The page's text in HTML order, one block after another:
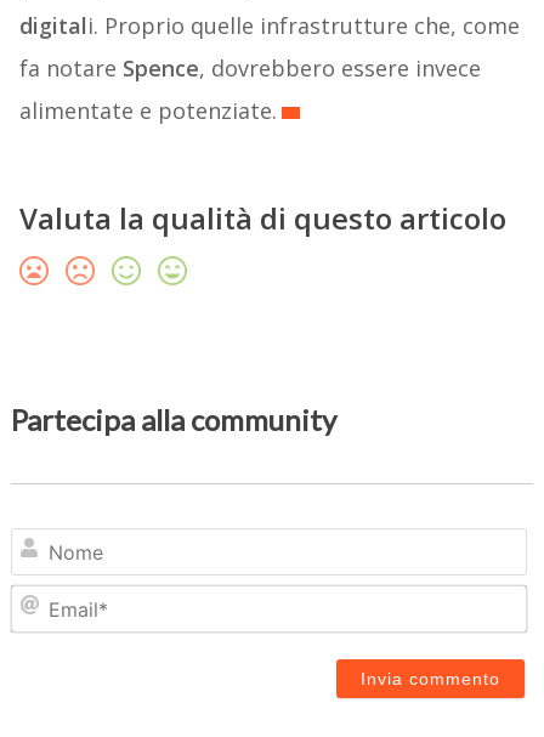
digitali. Proprio quelle infrastrutture che, come
fa notare Spence, dovrebbero essere invece
alimentate e potenziate.
Valuta la qualità di questo articolo
Partecipa alla community